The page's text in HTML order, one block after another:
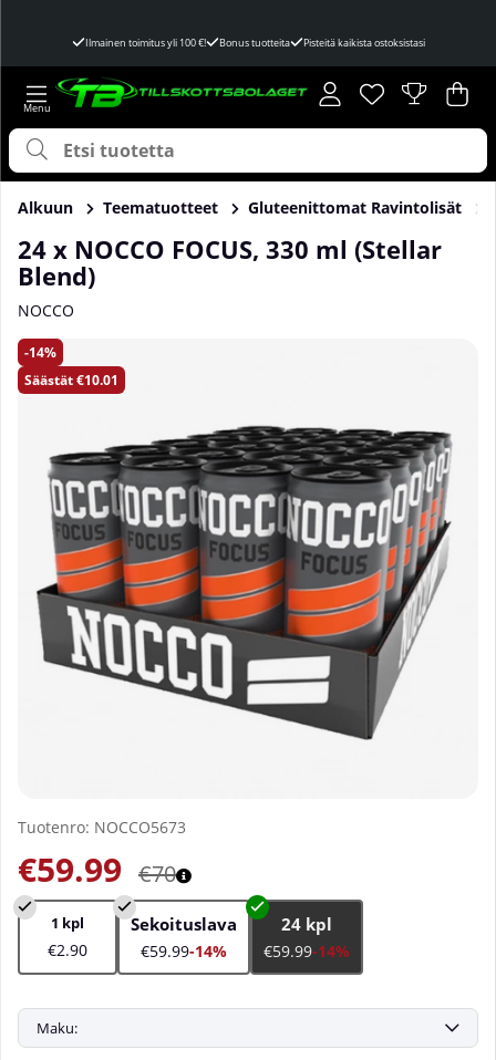
Ilmainen toimitus yli 100 €! Bonus tuotteita Pisteitä kaikista ostoksistasi
Toivelista
Lukumäärä
. .
Alkuun Teematuotteet Gluteenittomat Ravintolisät
24 x NOCCO FOCUS, 330 ml (Stellar
Blend)
NOCCO
14
Säästät€10.01
Tuotekuvat 24 x NOCCO FOCUS, 330 ml (Stellar Blend)
Tuotenro: NOCCO5673
€70
€59.99
1 kpl
€2.90
Sekoituslava
€59.99-14%
24 kpl
€59.99-14%